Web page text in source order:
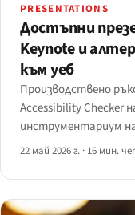
PRESENTATIONS
Достъпни
Keynote и
към уеб
Производствено
Accessibility Checker
инструментариум
Slides и
инструмент.
22 май 2026 г. · 16 мин.